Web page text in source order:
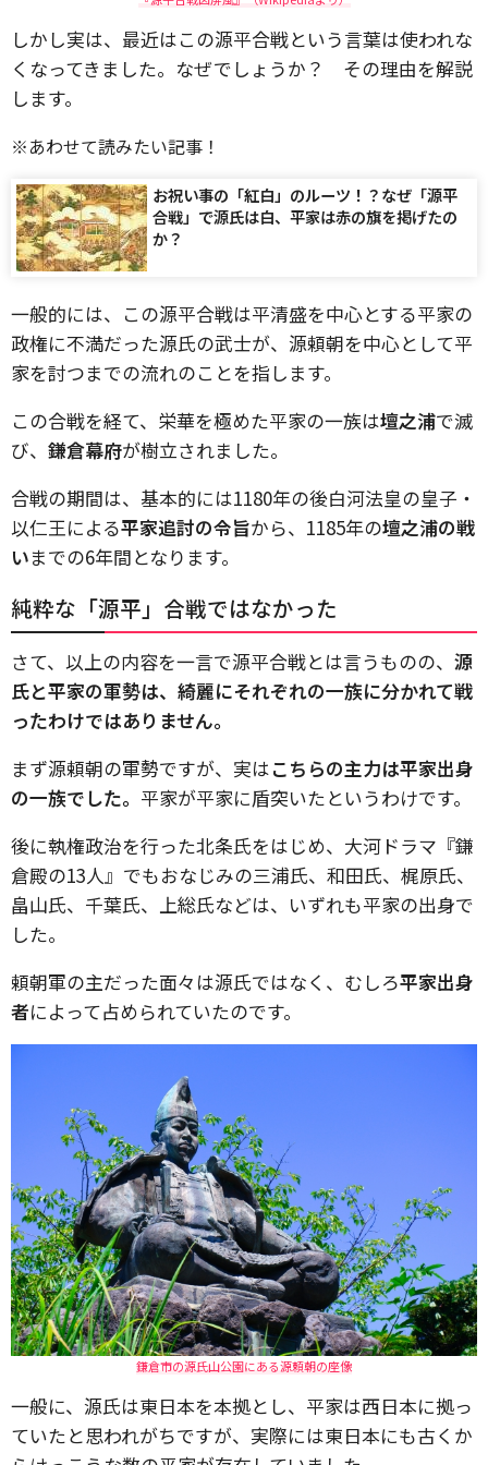
しかし実は、最近はこの源平合戦という言葉は使われな
くなってきました。なぜでしょうか？ その理由を解説
します。
※あわせて読みたい記事！
お祝い事の「紅白」のルーツ！？なぜ「源平
合戦」で源氏は白、平家は赤の旗を掲げたの
か？
一般的には、この源平合戦は平清盛を中心とする平家の
政権に不満だった源氏の武士が、源頼朝を中心として平
家を討つまでの流れのことを指します。
この合戦を経て、栄華を極めた平家の一族は壇之浦で滅
び、 鎌倉幕府が樹立されました。
合戦の期間は、基本的には1180年の後白河法皇の皇子・
以仁王による平家追討の令旨から、1185年の壇之浦の戦
いまでの6年間となります。
純粋な「源平」合戦ではなかった
さて、以上の内容を一言で源平合戦とは言うものの、 源
氏と平家の軍勢は、綺麗にそれぞれの一族に分かれて戦
ったわけではありません。
まず源頼朝の軍勢ですが、実はこちらの主力は平家出身
の一族でした。 平家が平家に盾突いたというわけです。
後に執権政治を行った北条氏をはじめ、大河ドラマ『鎌
倉殿の13人』でもおなじみの三浦氏、和田氏、梶原氏、
畠山氏、千葉氏、上総氏などは、いずれも平家の出身で
した。
頼朝軍の主だった面々は源氏ではなく、むしろ平家出身
者によって占められていたのです。
鎌倉市の源氏山公園にある源頼朝の座像
一般に、源氏は東日本を本拠とし、平家は西日本に拠っ
ていたと思われがちですが、実際には東日本にも古くか